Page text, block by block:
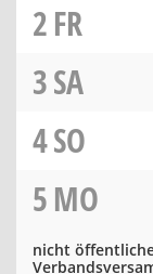
2FR
3SA
4SO
5MO
nicht